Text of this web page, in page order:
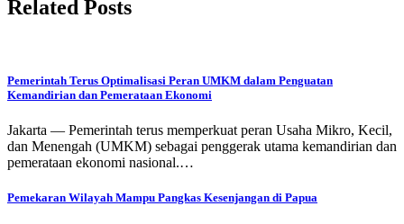
Related Posts
Pemerintah Terus Optimalisasi Peran UMKM dalam Penguatan
Kemandirian dan Pemerataan Ekonomi
Jakarta — Pemerintah terus memperkuat peran Usaha Mikro, Kecil,
dan Menengah (UMKM) sebagai penggerak utama kemandirian dan
pemerataan ekonomi nasional.…
Pemekaran Wilayah Mampu Pangkas Kesenjangan di Papua